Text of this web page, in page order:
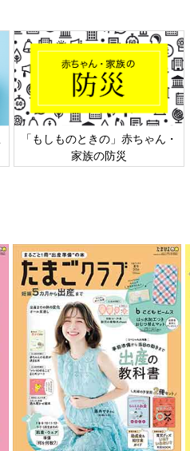
六星占術 細木かおりさんの人生
相談